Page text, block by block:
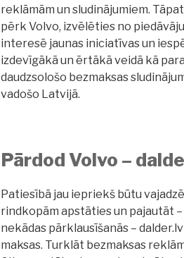
reklāmām un sludinājumiem.
pērk Volvo, izvēlēties no
interesē jaunas iniciatīvas un
izdevīgākā un ērtākā veidā kā
daudzsološo bezmaksas
vadošo Latvijā.
Pārdod Volvo –
Patiesībā jau iepriekš būtu
rindkopām apstāties un pajautāt –
nekādas pārklausīšanās –
maksas. Turklāt bezmaksas